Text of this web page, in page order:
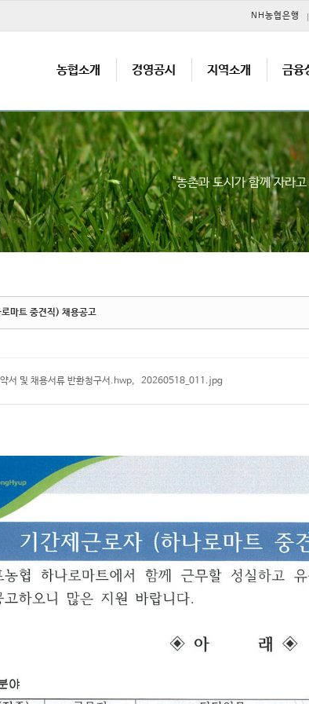
NH농협은행
농협소개 경영공시 지역소개 금융
"농촌과 도시가 함께 자라
마트 중견직) 채용공고
서 및 채용서류 반환청구서.hwp, 20260518_011.jpg